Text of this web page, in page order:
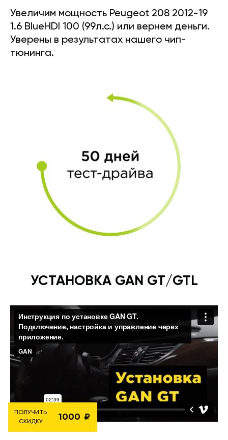
Увеличим мощность Peugeot 208 2012-19
1.6 BlueHDI 100 (99л.с.) или вернем деньги.
Уверены в результатах нашего чип-
тюнинга.
УСТАНОВКА GAN GT/GTL
ПОЛУЧИТЬ
СКИДКУ
1000